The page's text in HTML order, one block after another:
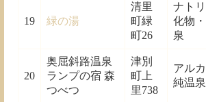
19 緑の湯
清里
町緑
町26
ナト
化物
泉
20
奥屈斜路温泉
ランプの宿 森
つべつ
津別
町上
里738
アル
純温泉